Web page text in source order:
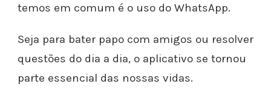
temos em comum é o uso do WhatsApp.
Seja para bater papo com amigos ou resolver
questões do dia a dia, o aplicativo se tornou
parte essencial das nossas vidas.